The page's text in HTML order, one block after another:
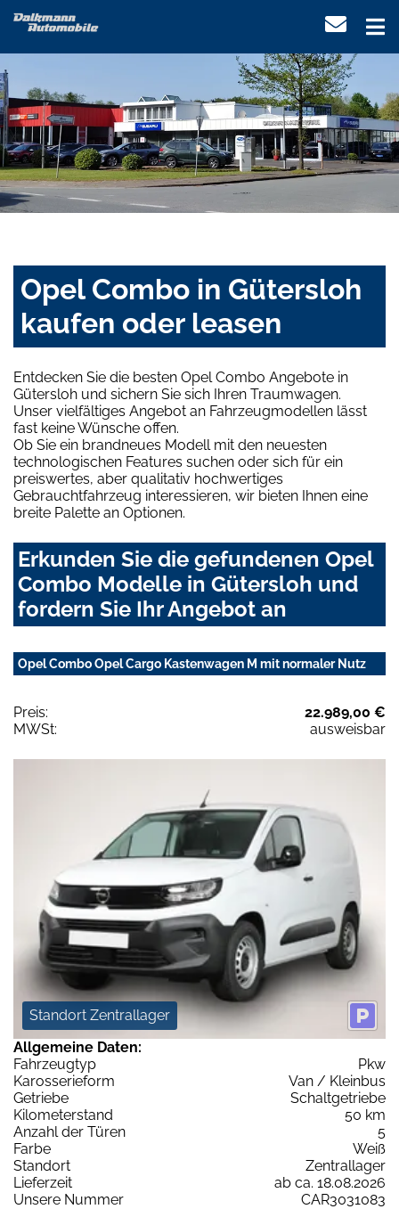
Opel Combo in Gütersloh
kaufen oder leasen
Entdecken Sie die besten Opel Combo Angebote in
Gütersloh und sichern Sie sich Ihren Traumwagen.
Unser vielfältiges Angebot an Fahrzeugmodellen lässt
fast keine Wünsche offen.
Ob Sie ein brandneues Modell mit den neuesten
technologischen Features suchen oder sich für ein
preiswertes, aber qualitativ hochwertiges
Gebrauchtfahrzeug interessieren, wir bieten Ihnen eine
breite Palette an Optionen.
Erkunden Sie die gefundenen Opel
Combo Modelle in Gütersloh und
fordern Sie Ihr Angebot an
Opel Combo Opel Cargo Kastenwagen M mit normaler Nutz
Preis:
22.989,00 €
MWSt:
ausweisbar
Standort Zentrallager
Allgemeine Daten:
Fahrzeugtyp
Pkw
Karosserieform
Van / Kleinbus
Getriebe
Schaltgetriebe
Kilometerstand
50 km
Anzahl der Türen
5
Farbe
Weiß
Standort
Zentrallager
Lieferzeit
ab ca. 18.08.2026
Unsere Nummer
CAR3031083